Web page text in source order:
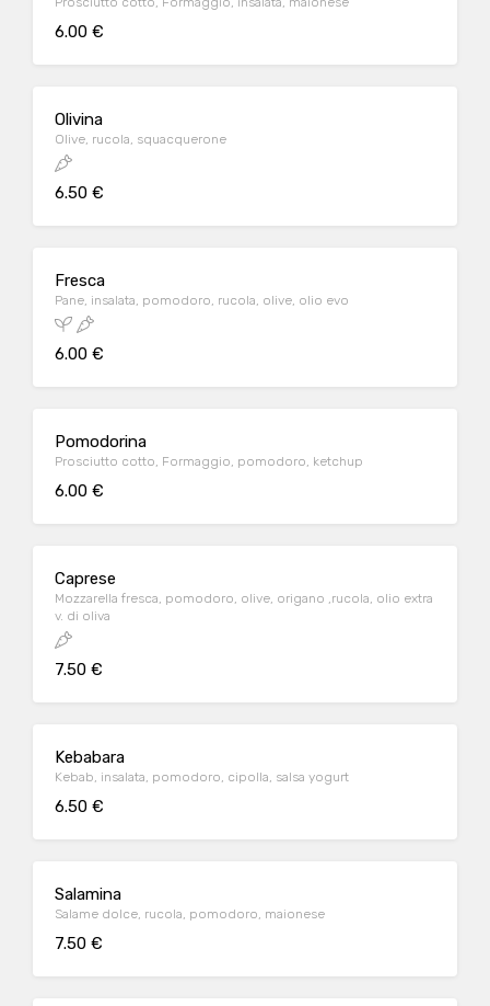
6.00 €
Olivina
Olive, rucola, squacquerone
6.50 €
Fresca
Pane, insalata, pomodoro, rucola, olive, olio evo
6.00 €
Pomodorina
Prosciutto cotto, Formaggio, pomodoro, ketchup
6.00 €
Caprese
Mozzarella fresca, pomodoro, olive, origano ,rucola, olio extra
v. di oliva
7.50 €
Kebabara
Kebab, insalata, pomodoro, cipolla, salsa yogurt
6.50 €
Salamina
Salame dolce, rucola, pomodoro, maionese
7.50 €